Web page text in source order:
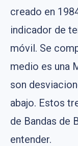
creado en
indicador de
móvil. Se
medio es una
son
abajo. Estos
de Bandas de
entender.